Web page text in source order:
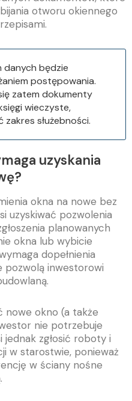
otworu okiennego
danych będzie
postępowania.
zatem dokumenty
wieczyste,
służebności.
uzyskania
okna na nowe bez
uzyskiwać pozwolenia
planowanych
okna lub wybicie
dopełnienia
inwestorowi
nowe okno (a także
nie potrzebuje
jednak zgłosić roboty i
w starostwie, ponieważ
w ściany nośne